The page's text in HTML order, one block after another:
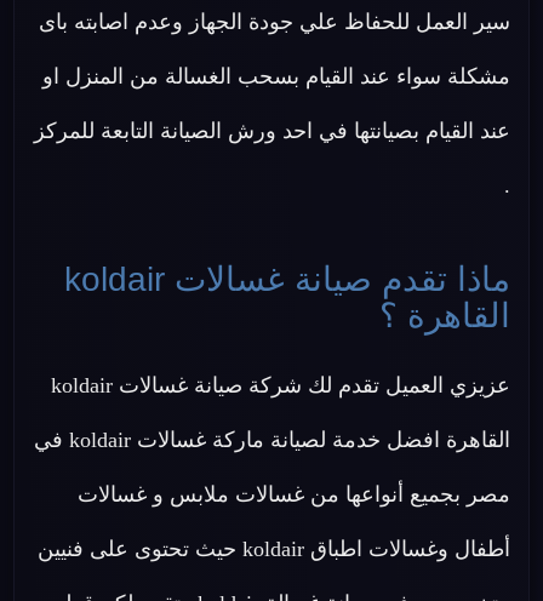
سير العمل للحفاظ علي جودة الجهاز وعدم اصابته باى
مشكلة سواء عند القيام بسحب الغسالة من المنزل او
عند القيام بصيانتها في احد ورش الصيانة التابعة للمركز
.
ماذا تقدم صيانة غسالات koldair
القاهرة ؟
عزيزي العميل تقدم لك شركة صيانة غسالات koldair
القاهرة افضل خدمة لصيانة ماركة غسالات koldair في
مصر بجميع أنواعها من غسالات ملابس و غسالات
أطفال وغسالات اطباق koldair حيث تحتوى على فنيين